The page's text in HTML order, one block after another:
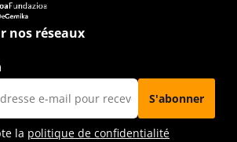
nos réseaux
la politique de confidentialité